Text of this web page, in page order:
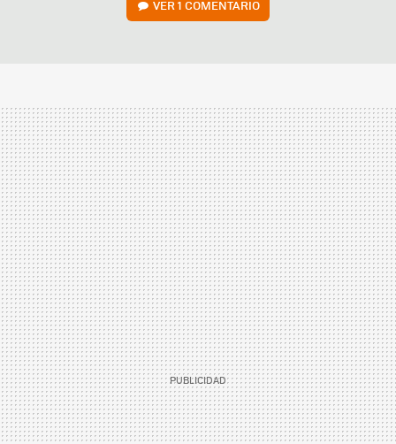
VER1 COMENTARIO